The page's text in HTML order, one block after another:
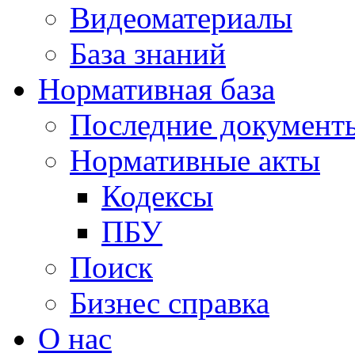
Видеоматериалы
База знаний
Нормативная база
Последние
Нормативные акты
Кодексы
ПБУ
Поиск
Бизнес справка
О нас